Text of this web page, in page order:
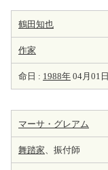
鶴田知也
作家
命日 : 1988年 04月01日
マーサ・グレアム
舞踏家、振付師